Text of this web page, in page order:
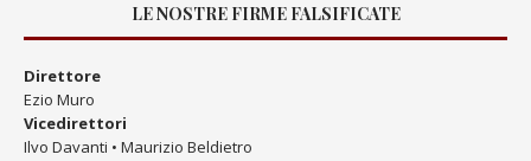
LE NOSTRE FIRME FALSIFICATE
Direttore
Ezio Muro
Vicedirettori
Ilvo Davanti • Maurizio Beldietro